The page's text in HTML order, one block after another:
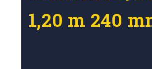
1,20 m 240